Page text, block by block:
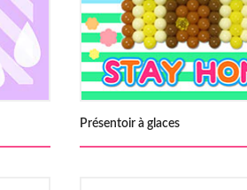
Présentoir à glaces